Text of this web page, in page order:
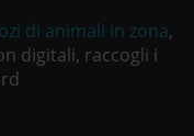
di animali in zona,
digitali, raccogli i